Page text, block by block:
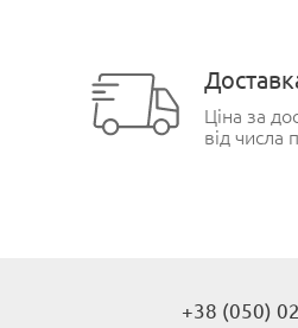
Ціна за
від числа
+38 (050)